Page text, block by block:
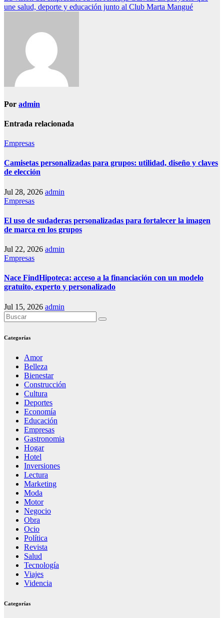
entradas
une salud, deporte y educación junto al Club Marta Mangué
Por admin
Entrada relacionada
Empresas
Camisetas personalizadas para grupos: utilidad, diseño y claves
de elección
Jul 28, 2026 admin
Empresas
El uso de sudaderas personalizadas para fortalecer la imagen
de marca en los grupos
Jul 22, 2026 admin
Empresas
Nace FindHipoteca: acceso a la financiación con un modelo
gratuito, experto y personalizado
Jul 15, 2026 admin
Categorías
Amor
Belleza
Bienestar
Construcción
Cultura
Deportes
Economía
Educación
Empresas
Gastronomia
Hogar
Hotel
Inversiones
Lectura
Marketing
Moda
Motor
Negocio
Obra
Ocio
Política
Revista
Salud
Tecnología
Viajes
Videncia
Categorías